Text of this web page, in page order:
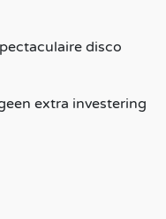
disco
extra investering